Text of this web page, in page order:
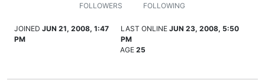
FOLLOWERS FOLLOWING
JOINED JUN 21, 2008, 1:47
PM
LAST ONLINE JUN 23, 2008, 5:50
PM
AGE 25